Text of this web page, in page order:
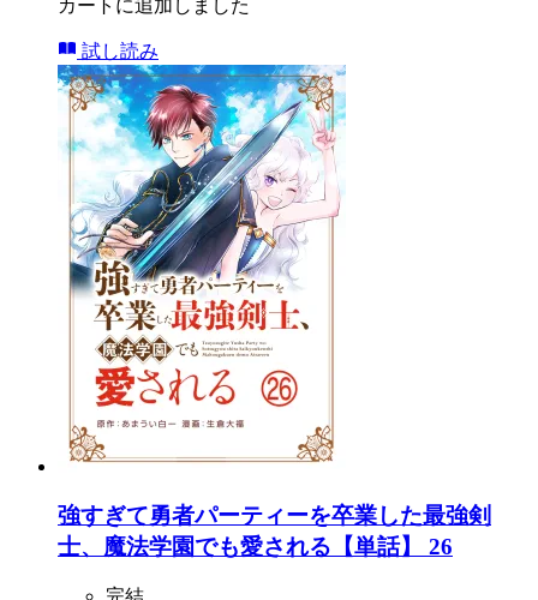
カートに追加しました
試し読み
強すぎて勇者パーティーを卒業した最強剣
士、魔法学園でも愛される【単話】 26